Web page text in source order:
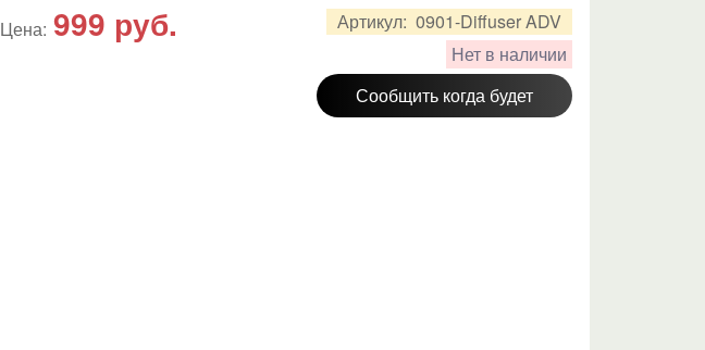
Артикул: 0901-Diffuser ADV
Нет в наличии
Сообщить когда будет
Цена: 999 руб.